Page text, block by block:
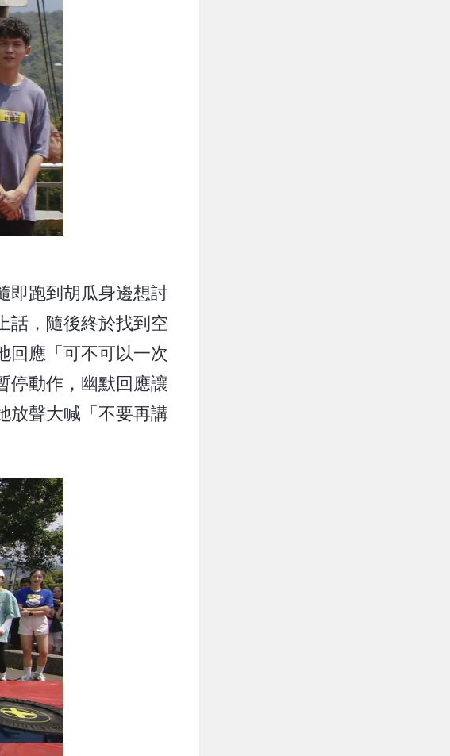
即跑到胡瓜身邊想討
話，隨後終於找到空
回應「可不可以一次
停動作，幽默回應讓
放聲大喊「不要再講